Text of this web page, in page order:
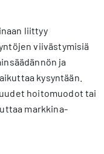
liittyy
viivästymisiä
ja
kysyntään.
hoitomuodot tai
markkina-